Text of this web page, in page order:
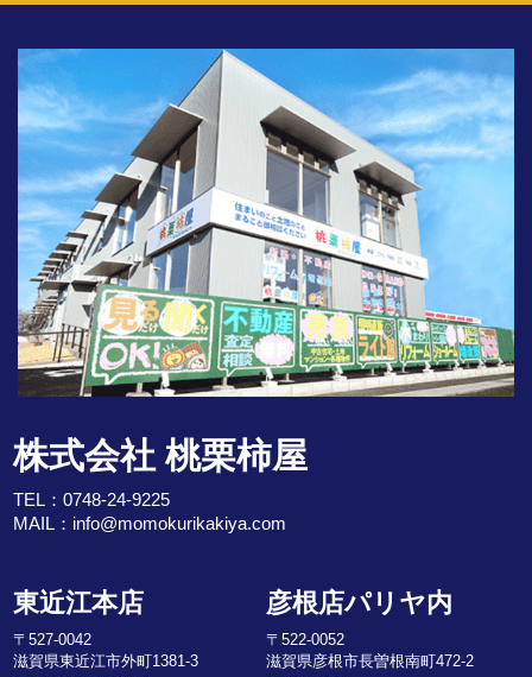
株式会社 桃栗柿屋
TEL：0748-24-9225
MAIL： info@momokurikakiya.com
東近江本店
〒527-0042
滋賀県東近江市外町1381-3
彦根店パリヤ内
〒522-0052
滋賀県彦根市長曽根南町472-2